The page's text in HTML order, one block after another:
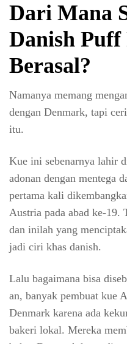
Dari Mana
Danish Puff
Berasal?
Namanya memang
dengan Denmark, tapi
itu.
Kue ini sebenarnya lahir
adonan dengan mentega
pertama kali
Austria pada abad ke-
dan inilah yang
jadi ciri khas danish.
Lalu bagaimana bisa
an, banyak pembuat kue
Denmark karena ada
bakeri lokal. Mereka